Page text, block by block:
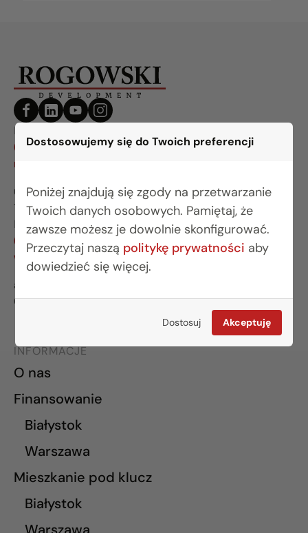
Dostosowujemy się do Twoich preferencji
Poniżej znajdują się zgody na przetwarzanie
Twoich danych osobowych. Pamiętaj, że
zawsze możesz je dowolnie skonfigurować.
Przeczytaj naszą politykę prywatności aby
dowiedzieć się więcej.
Dostosuj Akceptuję
BIURO BIAŁYSTOK
(85) 749 99 09
mieszkania@rogowskidevelopment.pl
ul. Legionowa 28 lok. 202
15-281 Białystok
BIURO WARSZAWA
(22) 642 03 55
warszawa@rogowskidevelopment.pl
al. Wilanowska 67E lok. U5
02-765 Warszawa
INFORMACJE
O nas
Finansowanie
Białystok
Warszawa
Mieszkanie pod klucz
Białystok